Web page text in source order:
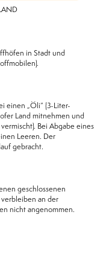
in Stadt und
einen „Öli“ (3-Liter-
Land mitnehmen und
Bei Abgabe eines
Leeren. Der
gebracht.
geschlossenen
an der
nicht angenommen.